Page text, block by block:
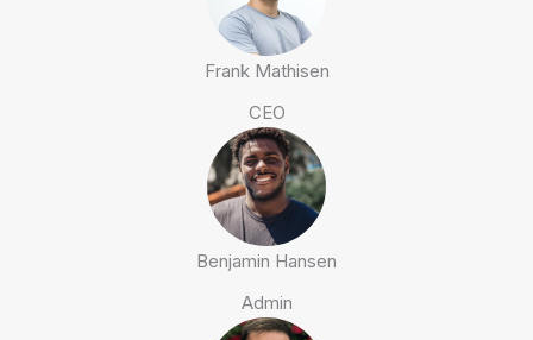
Frank Mathisen
CEO
Benjamin Hansen
Admin